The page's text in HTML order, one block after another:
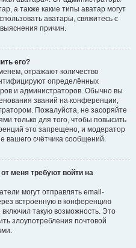
а также какие типы аватар могут
аватары, свяжитесь с
причин.
его?
отражают количество
определённых
и администраторов. Обычно вы
званий на конференции,
Пожалуйста, не засоряйте
только для того, чтобы повысить
это запрещено, и модератор
вашего счётчика сообщений.
меня требуют войти на
могут отправлять email-
встроенную в конференцию
такую возможность. Это
злоупотребления почтовой